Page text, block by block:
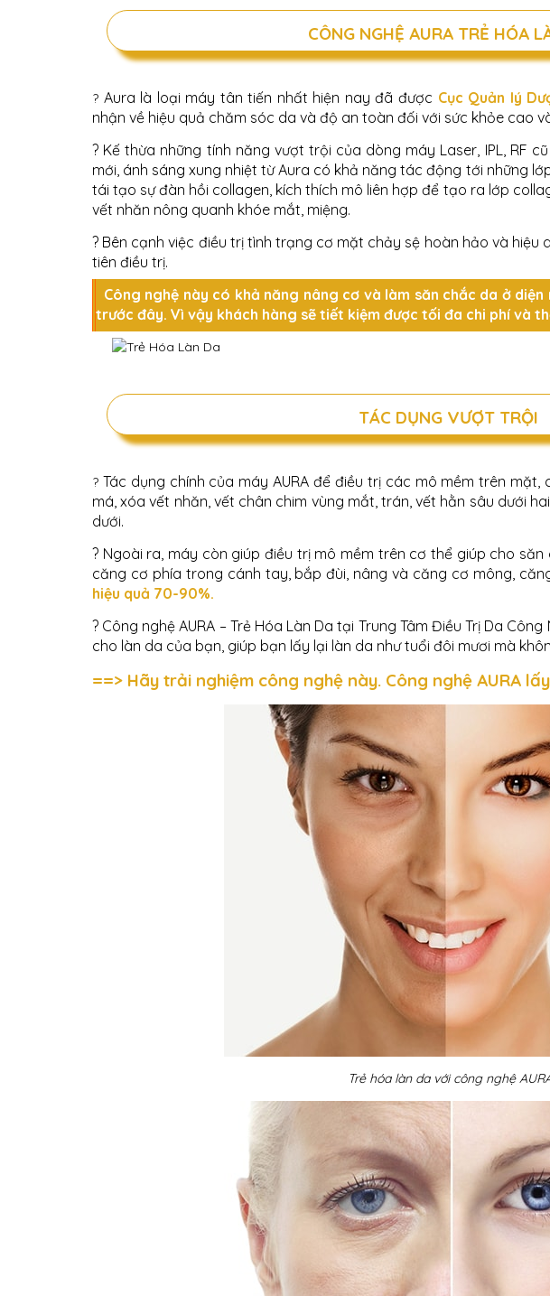
CÔNG NGHỆ AURA TRẺ HÓA
? Aura là loại máy tân tiến nhất hiện nay đã được Cục Quản lý
nhận về hiệu quả chăm sóc da và độ an toàn đối với sức khỏe cao
? Kế thừa những tính năng vượt trội của dòng máy Laser, IPL, RF
mới, ánh sáng xung nhiệt từ Aura có khả năng tác động tới những
tái tạo sự đàn hồi collagen, kích thích mô liên hợp để tạo ra lớp
vết nhăn nông quanh khóe mắt, miệng.
? Bên cạnh việc điều trị tình trạng cơ mặt chảy sệ hoàn hảo và
tiên điều trị.
Công nghệ này có khả năng nâng cơ và làm săn chắc da ở diện
trước đây. Vì vậy khách hàng sẽ tiết kiệm được tối đa chi phí và
TÁC DỤNG VƯỢT TRỘI
? Tác dụng chính của máy AURA để điều trị các mô mềm trên
má, xóa vết nhăn, vết chân chim vùng mắt, trán, vết hằn sâu dưới
dưới.
? Ngoài ra, máy còn giúp điều trị mô mềm trên cơ thể giúp cho
căng cơ phía trong cánh tay, bắp đùi, nâng và căng cơ mông,
hiệu quả 70-90%.
? Công nghệ AURA – Trẻ Hóa Làn Da tại Trung Tâm Điều Trị Da
cho làn da của bạn, giúp bạn lấy lại làn da như tuổi đôi mươi mà
==> Hãy trải nghiệm công nghệ này. Công nghệ AURA
Trẻ hóa làn da với công nghệ